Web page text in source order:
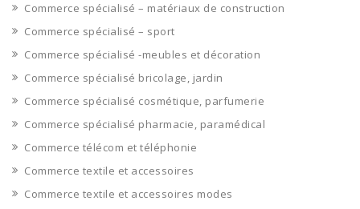
Commerce spécialisé – matériaux de construction
Commerce spécialisé – sport
Commerce spécialisé -meubles et décoration
Commerce spécialisé bricolage, jardin
Commerce spécialisé cosmétique, parfumerie
Commerce spécialisé pharmacie, paramédical
Commerce télécom et téléphonie
Commerce textile et accessoires
Commerce textile et accessoires modes